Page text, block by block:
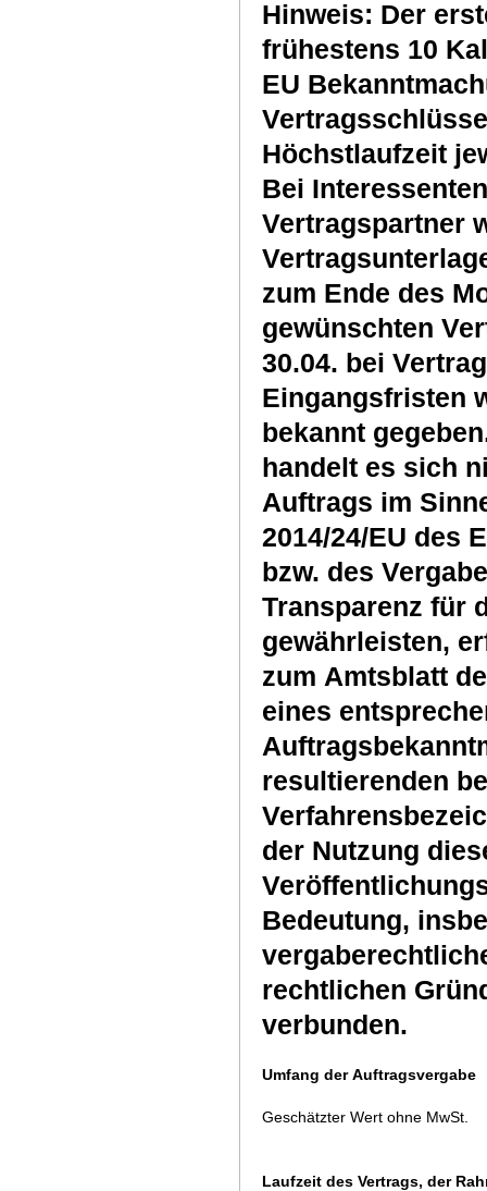
Hinweis: Der
frühestens 10
EU
Höchstlaufzeit
Bei
Vertragspartner
zum Ende des
gewünschten
30.04. bei
Eingangsfristen
bekannt
handelt es sich
Auftrags im
2014/24/EU des
bzw. des
Transparenz für
gewährleisten,
zum Amtsblatt
eines
resultierenden
der Nutzung
Bedeutung,
rechtlichen
verbunden.
Umfang der Auftragsvergabe
Geschätzter Wert ohne MwSt.
Laufzeit des Vertrags, der